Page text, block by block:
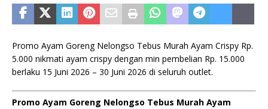
Promo Ayam Goreng Nelongso Tebus Murah Ayam Crispy Rp.
5.000 nikmati ayam crispy dengan min pembelian Rp. 15.000
berlaku 15 Juni 2026 – 30 Juni 2026 di seluruh outlet.
Promo Ayam Goreng Nelongso Tebus Murah Ayam